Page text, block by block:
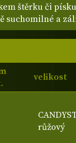
štěrku či
suchomilné a
velikost
růžový